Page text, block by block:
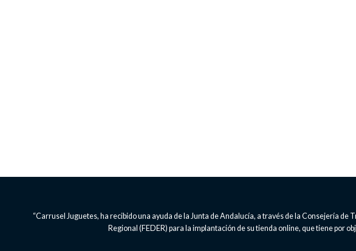
“Carrusel Juguetes, ha recibido una ayuda de la Junta de Andalucía, a través de la Consejería
Regional (FEDER) para la implantación de su tienda online, que tiene por